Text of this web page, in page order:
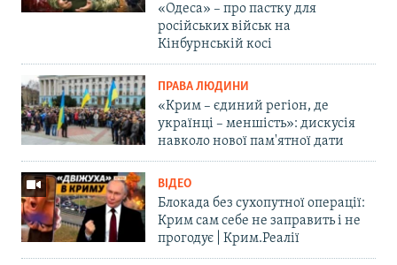
«Одеса» – про пастку для
російських військ на
Кінбурнській косі
ПРАВА ЛЮДИНИ
«Крим – єдиний регіон, де
українці – меншість»: дискусія
навколо нової пам'ятної дати
ВІДЕО
Блокада без сухопутної операції:
Крим сам себе не заправить і не
прогодує | Крим.Реалії